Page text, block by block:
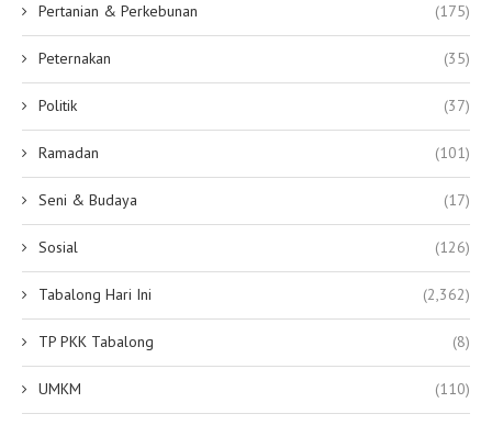
Pertanian & Perkebunan (175)
Peternakan (35)
Politik (37)
Ramadan (101)
Seni & Budaya (17)
Sosial (126)
Tabalong Hari Ini (2,362)
TP PKK Tabalong (8)
UMKM (110)